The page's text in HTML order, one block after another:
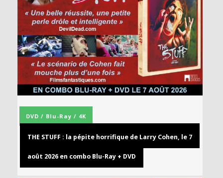
DVD / Blu-Ray / 4K
THE STUFF : la pépite horrifique de Larry Cohen, le 7
août 2026 en combo Blu-Ray + DVD